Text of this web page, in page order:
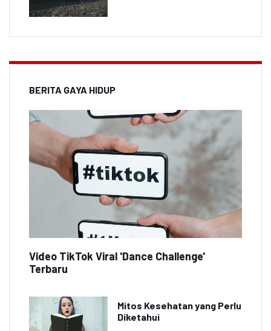
BERITA GAYA HIDUP
Video TikTok Viral 'Dance Challenge'
Terbaru
Mitos Kesehatan yang Perlu
Diketahui